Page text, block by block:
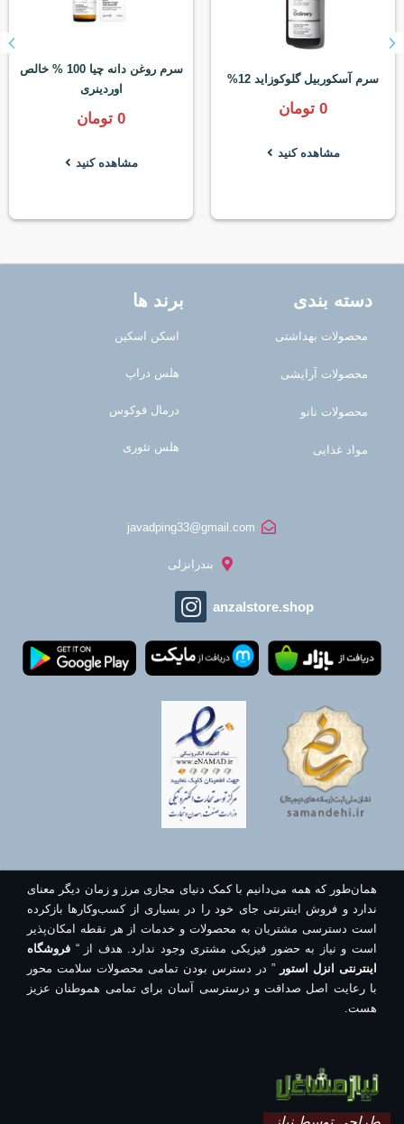
سرم آسکوربیل گلوکوزاید 12%
0 تومان
مشاهده کنید
سرم روغن دانه چیا 100 % خالص
اوردینری
0 تومان
مشاهده کنید
دسته بندی
محصولات بهداشتی
محصولات آرایشی
محصولات نانو
مواد غذایی
برند ها
اسکن اسکین
هلس دراپ
درمال فوکوس
هلس تئوری
javadping33@gmail.com
بندرانزلی
anzalstore.shop
همان‌طور که همه می‌دانیم با کمک دنیای مجازی مرز و زمان دیگر معنای
ندارد و فروش اینترنتی جای خود را در بسیاری از کسب‌وکارها بازکرده
است دسترسی مشتریان به محصولات و خدمات از هر نقطه امکان‌پذیر
است و نیاز به حضور فیزیکی مشتری وجود ندارد. هدف از “ فروشگاه
اینترنتی انزل استور ” در دسترس بودن تمامی محصولات سلامت محور
با رعایت اصل صداقت و درسترسی آسان برای تمامی هموطنان عزیز
هست.